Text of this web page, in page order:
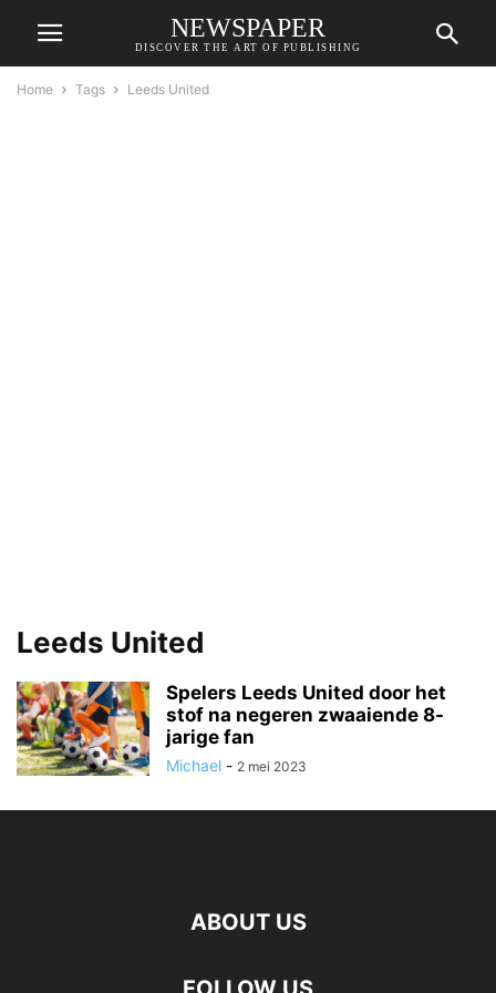
NEWSPAPER
DISCOVER THE ART OF PUBLISHING
Home Tags Leeds United
Leeds United
Spelers Leeds United door het
stof na negeren zwaaiende 8-
jarige fan
Michael - 2 mei 2023
ABOUT US